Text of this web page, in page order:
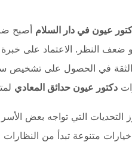
عيون في دار السلام أصبح
ضعف النظر. الاعتماد على خبرة
الثقة في الحصول على تشخيص
دكتور عيون حدائق المعادي
التحديات التي تواجه بعض
خيارات متنوعة تبدأ من